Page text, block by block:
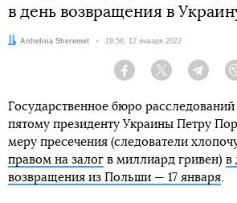
в день возвращения в
Автор:
Anhelina Sheremet Дата:
19:56, 12 января 2022
Facebook Twitter
Государственное бюро
пятому президенту Украины Петру
меру пресечения (следователи
правом на залог в миллиард гривен) в
возвращения из Польши — 17 января.